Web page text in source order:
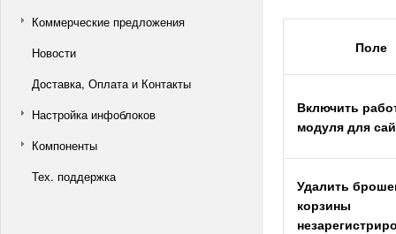
Коммерческие предложения
Новости
Доставка, Оплата и Контакты
Настройка инфоблоков
Компоненты
Тех. поддержка
Поле
Включить
модуля для
Удалить
корзины